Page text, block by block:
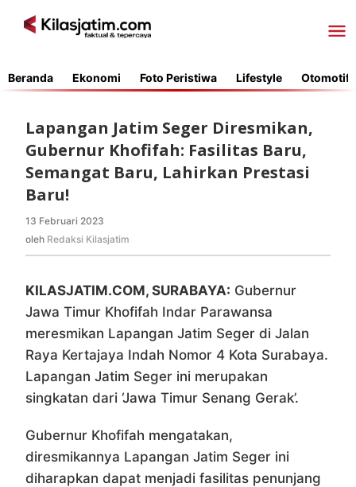
Beranda Ekonomi Foto Peristiwa Lifestyle Otomotif
Lapangan Jatim Seger Diresmikan,
Gubernur Khofifah: Fasilitas Baru,
Semangat Baru, Lahirkan Prestasi
Baru!
13 Februari 2023
Redaksi
oleh Redaksi Kilasjatim
KILASJATIM.COM, SURABAYA: Gubernur
Jawa Timur Khofifah Indar Parawansa
meresmikan Lapangan Jatim Seger di Jalan
Raya Kertajaya Indah Nomor 4 Kota Surabaya.
Lapangan Jatim Seger ini merupakan
singkatan dari ‘Jawa Timur Senang Gerak’.
Gubernur Khofifah mengatakan,
diresmikannya Lapangan Jatim Seger ini
diharapkan dapat menjadi fasilitas penunjang